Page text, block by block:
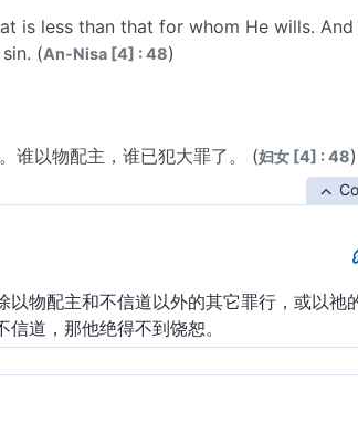
is less than that for whom He wills. And
(An-Nisa [4] : 48)
谁以物配主，谁已犯大罪了。 (妇女 [4] : 48)
物配主和不信道以外的其它罪行，或以祂
道，那他绝得不到饶恕。